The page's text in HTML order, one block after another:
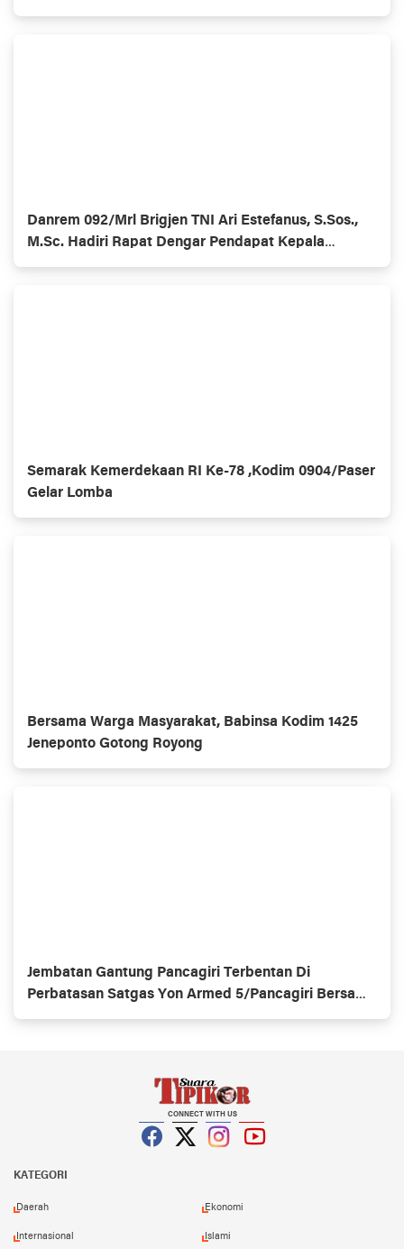
jalan
Danrem 092/Mrl Brigjen TNI Ari Estefanus, S.Sos.,
M.Sc. Hadiri Rapat Dengar Pendapat Kepala
Daerah Se-Provinsi Kalimantan Utara
Semarak Kemerdekaan RI Ke-78 ,Kodim 0904/Paser
Gelar Lomba
Bersama Warga Masyarakat, Babinsa Kodim 1425
Jeneponto Gotong Royong
Jembatan Gantung Pancagiri Terbentan Di
Perbatasan Satgas Yon Armed 5/Pancagiri Bersama
Vertikal Rescue Dan PT MA/BDRMS
CONNECT WITH US
KATEGORI
Daerah Ekonomi
Internasional Islami